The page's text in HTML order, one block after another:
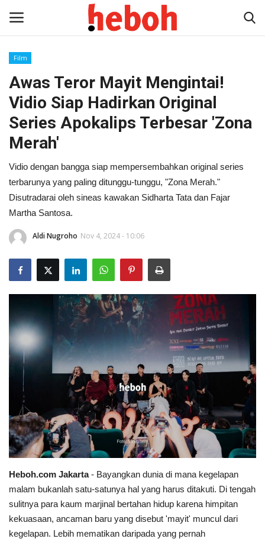
Home
Entertainment
Lifestyle
Video
News
Film
Awas Teror Mayit Mengintai!
Vidio Siap Hadirkan Original
Series Apokalips Terbesar 'Zona
Merah'
Vidio dengan bangga siap mempersembahkan original series
terbarunya yang paling ditunggu-tunggu, "Zona Merah."
Disutradarai oleh sineas kawakan Sidharta Tata dan Fajar
Martha Santosa.
Aldi Nugroho Nov 4, 2024 - 10:06
Heboh.com Jakarta- Bayangkan dunia di mana kegelapan
malam bukanlah satu-satunya hal yang harus ditakuti. Di tengah
sulitnya para kaum marjinal bertahan hidup karena himpitan
kekuasaan, ancaman baru yang disebut 'mayit' muncul dari
kegelapan. Lebih mematikan daripada yang pernah